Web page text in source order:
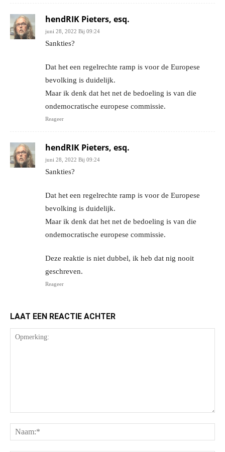
hendRIK Pieters, esq.
juni 28, 2022 Bij 09:24
Sankties?
Dat het een regelrechte ramp is voor de Europese
bevolking is duidelijk.
Maar ik denk dat het net de bedoeling is van die
ondemocratische europese commissie.
Reageer
hendRIK Pieters, esq.
juni 28, 2022 Bij 09:24
Sankties?
Dat het een regelrechte ramp is voor de Europese
bevolking is duidelijk.
Maar ik denk dat het net de bedoeling is van die
ondemocratische europese commissie.
Deze reaktie is niet dubbel, ik heb dat nig nooit
geschreven.
Reageer
LAAT EEN REACTIE ACHTER